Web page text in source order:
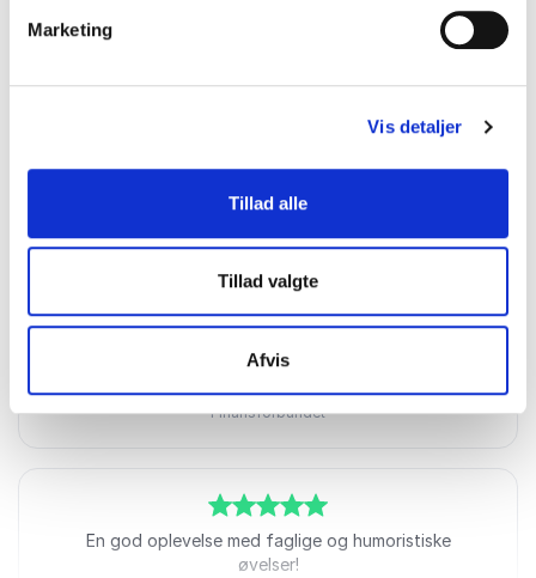
Marketing
Vis detaljer
Tillad alle
Tillad valgte
Afvis
formåede at inkludere alle i rummet på en naturlig og
med glæde benytte Mia igen.
Mikkel
Mia Hesselberg-Thomsen
5ud af5
Foredraget var interessant, inspirerende og
Niels Jensen
Finansforbundet
ud af5
En god oplevelse med faglige og humoristiske
øvelser!